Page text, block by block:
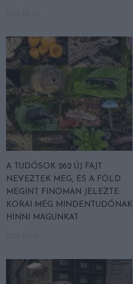
A TUDÓSOK 262 ÚJ FAJT
NEVEZTEK MEG, ÉS A FÖLD
MEGINT FINOMAN JELEZTE:
KORAI MÉG MINDENTUDÓNAK
HINNI MAGUNKAT